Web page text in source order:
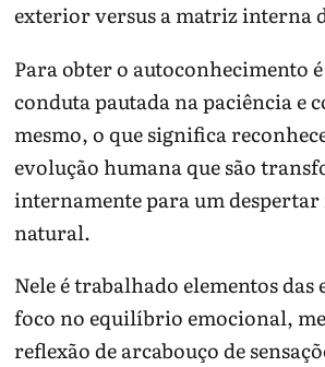
exterior versus a matriz interna
Para obter o autoconhecimento
conduta pautada na paciência e
mesmo, o que significa
evolução humana que são
internamente para um
natural.
Nele é trabalhado elementos das
foco no equilíbrio emocional,
reflexão de arcabouço de